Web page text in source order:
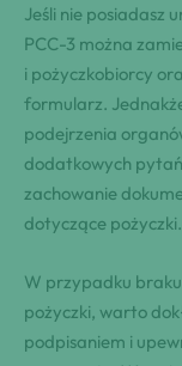
Jeśli nie posiadasz
PCC-3 można
i pożyczkobiorcy
formularz.
podejrzenia
dodatkowych
zachowanie
dotyczące pożyczki.
W przypadku
pożyczki, warto
podpisaniem i